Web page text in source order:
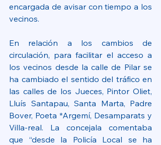
encargada de avisar con tiempo a los
vecinos.
En relación a los cambios de
circulación, para facilitar el acceso a
los vecinos desde la calle de Pilar se
ha cambiado el sentido del tráfico en
las calles de los Jueces, Pintor Oliet,
Lluís Santapau, Santa Marta, Padre
Bover, Poeta *Argemí, Desamparats y
Villa-real. La concejala comentaba
que “desde la Policía Local se ha